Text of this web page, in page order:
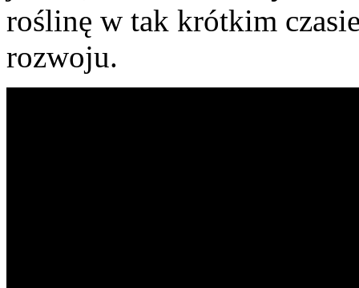
roślinę w tak krótkim
rozwoju.